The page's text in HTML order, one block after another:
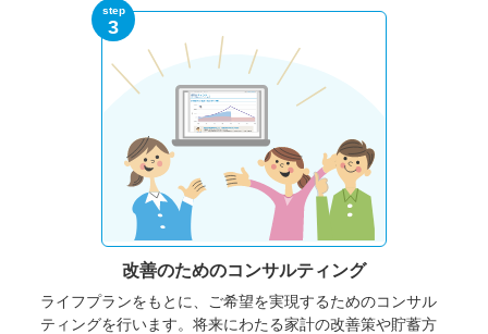
step
3
改善のためのコンサルティング
ライフプランをもとに、ご希望を実現するためのコンサル
ティングを行います。将来にわたる家計の改善策や貯蓄方